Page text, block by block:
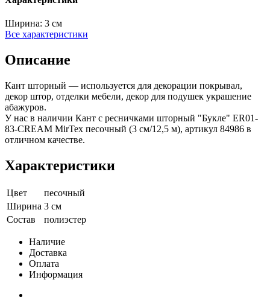
Ширина: 3 см
Все характеристики
Описание
Кант шторный — используется для декорации покрывал,
декор штор, отделки мебели, декор для подушек украшение
абажуров.
У нас в наличии Кант с ресничками шторный "Букле" ER01-
83-CREAM MirTex песочный (3 см/12,5 м), артикул 84986 в
отличном качестве.
Характеристики
Цвет
песочный
Ширина 3 см
Состав
полиэстер
Наличие
Доставка
Оплата
Информация